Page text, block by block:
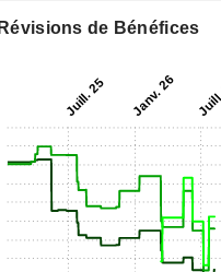
Révisions de Bénéfices